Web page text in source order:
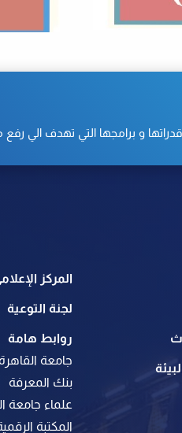
و برامجها التي تهدف الي رفع
المركز
لجنة التوعية
روابط هامة
جامعة القاهرة
بنك المعرفة
علماء جامعة
المكتبة